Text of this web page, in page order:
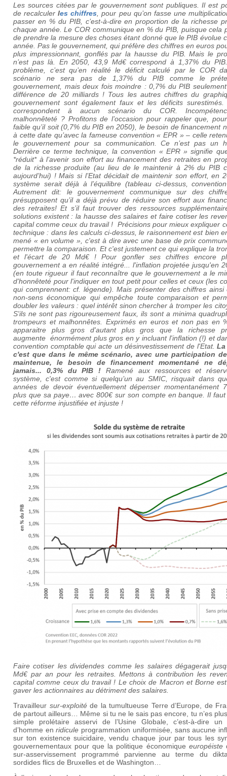
Les sources citées par le gouvernement sont publiques. Il est
de recalculer les chiffres , pour peu qu’on fasse une
passer en % du PIB, c’est-à-dire en proportion de la richesse
chaque année. Le COR communique en % du PIB, puisque cela
de prendre la mesure des choses étant donné que le PIB évolue
année. Pas le gouvernement, qui préfère des chiffres en euros
plus impressionnant, gonflés par la hausse du PIB. Mais le
n’est pas là. En 2050, 43,9 Md€ correspond à 1,37% du
problème, c’est qu’en réalité le déficit calculé par le COR
scénario ne sera pas de 1,37% du PIB comme le
gouvernement, mais deux fois moindre : 0,7% du PIB
différence de 20 milliards ! Tous les autres chiffres du
gouvernement sont également faux et les déficits
correspondent à aucun scénario du COR.
malhonnêteté ? Profitons de l’occasion pour rappeler que,
faible qu’il soit (0,7% du PIB en 2050), le besoin de financement
à cette date qu’avec la fameuse convention « EPR » – celle
le gouvernement pour sa communication. Ce n’est pas un
Derrière ce terme technique, la convention « EPR » signifie
*réduit* à l’avenir son effort au financement des retraites en
de la richesse produite (au lieu de le maintenir à 2% du PIB
aujourd’hui) ! Mais si l’Etat décidait de maintenir son effort, en
système serait déjà à l’équilibre (tableau ci-dessus,
Autrement dit: le gouvernement communique sur des
présupposent qu’il a déjà prévu de réduire son effort aux
desretraites! Et s’il faut trouver des ressources
solutions existent : la hausse des salaires et faire cotiser les
capital comme ceux du travail ! Précisions pour mieux expliquer
technique : dans les calculs ci-dessus, le raisonnement est bien
mené « en volume », c'est à dire avec une base de prix
permettre la comparaison. Et c'est justement ce qui explique la
et l'écart de 20 Md€ ! Pour gonfler ses chiffres encore
gouvernement a en réalité intégré... l'inflation projetée jusqu'en
(en toute rigueur il faut reconnaître que le gouvernement a le
d'honnêteté pour l'indiquer en tout petit pour celles et ceux (les
qui comprennent: cf. légende). Mais présenter des chiffres ainsi
non-sens économique qui empêche toute comparaison et
doubler les valeurs : quel intérêt sinon chercher à tromper les
S'ils ne sont pas rigoureusement faux, ils sont a minima
trompeurs et malhonnêtes. Exprimés en euros et non pas en
apparaitre plus gros d'autant plus gros que la richesse
augmente énormément plus gros en y incluant l'inflation (!) et
convention comptable qui acte un désinvestissement de l'Etat.
c'est que dans le même scénario, avec une participation
maintenue, le besoin de financement momentané ne
jamais... 0,3% du PIB ! Ramené aux ressources et
système, c'est comme si quelqu’un au SMIC, risquait dans
années de devoir éventuellement dépenser momentanément
plus que sa paye… avec 800€ sur son compte en banque. Il
cette réforme injustifiée et injuste !
Faire cotiser les dividendes comme les salaires dégagerait
Md€ par an pour les retraites. Mettons à contribution les
capital comme ceux du travail ! Le choix de Macron et Borne
gaver les actionnaires au détriment des salaires.
Travailleur sur-exploitéde la tumultueuse Terre d’Europe, de
de partout ailleurs… Même si tu ne le sais pas encore, tu n’es plus
simple prolétaire asservi de l’Usine Globale, c’est-à-dire un
d’homme enridicule programmation uniformisée, sans aucune
sur ton existence suicidaire, vendu chaque jour par tous les
gouvernementaux pour que la politique économique européiste
sur-asservissement programmé parvienne au terme du
sordides flics de Bruxelles et de Washington…